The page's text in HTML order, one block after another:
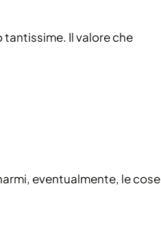
tantissime. Il valore che
eventualmente, le cose